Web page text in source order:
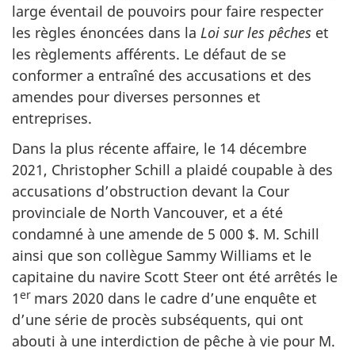
large éventail de pouvoirs pour faire respecter
les règles énoncées dans la Loi sur les pêches et
les règlements afférents. Le défaut de se
conformer a entraîné des accusations et des
amendes pour diverses personnes et
entreprises.
Dans la plus récente affaire, le 14 décembre
2021, Christopher Schill a plaidé coupable à des
accusations d’obstruction devant la Cour
provinciale de North Vancouver, et a été
condamné à une amende de 5 000 $. M. Schill
ainsi que son collègue Sammy Williams et le
capitaine du navire Scott Steer ont été arrêtés le
1er mars 2020 dans le cadre d’une enquête et
d’une série de procès subséquents, qui ont
abouti à une interdiction de pêche à vie pour M.